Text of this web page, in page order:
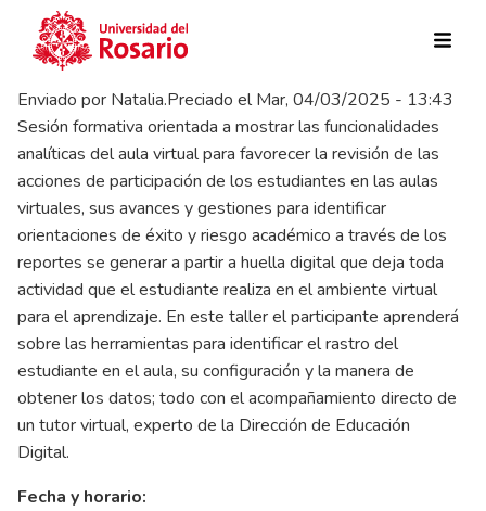
Pasar al contenido principal
Enviado por Natalia.Preciado elMar, 04/03/2025 - 13:43
Sesión formativa orientada a mostrar las funcionalidades
analíticas del aula virtual para favorecer la revisión de las
acciones de participación de los estudiantes en las aulas
virtuales, sus avances y gestiones para identificar
orientaciones de éxito y riesgo académico a través de los
reportes se generar a partir a huella digital que deja toda
actividad que el estudiante realiza en el ambiente virtual
para el aprendizaje. En este taller el participante aprenderá
sobre las herramientas para identificar el rastro del
estudiante en el aula, su configuración y la manera de
obtener los datos; todo con el acompañamiento directo de
un tutor virtual, experto de la Dirección de Educación
Digital.
Fecha y horario: